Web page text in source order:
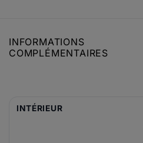
INFORMATIONS
COMPLÉMENTAIRES
INTÉRIEUR